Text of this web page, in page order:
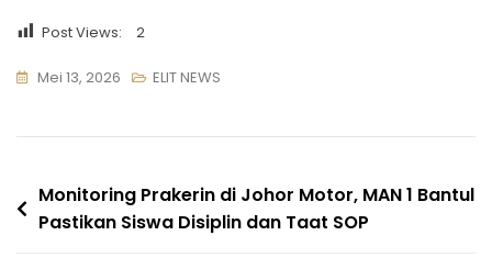
Post Views: 2
Mei 13, 2026 ELIT NEWS
Navigasi
pos
Monitoring Prakerin di Johor Motor, MAN 1 Bantul
Pastikan Siswa Disiplin dan Taat SOP